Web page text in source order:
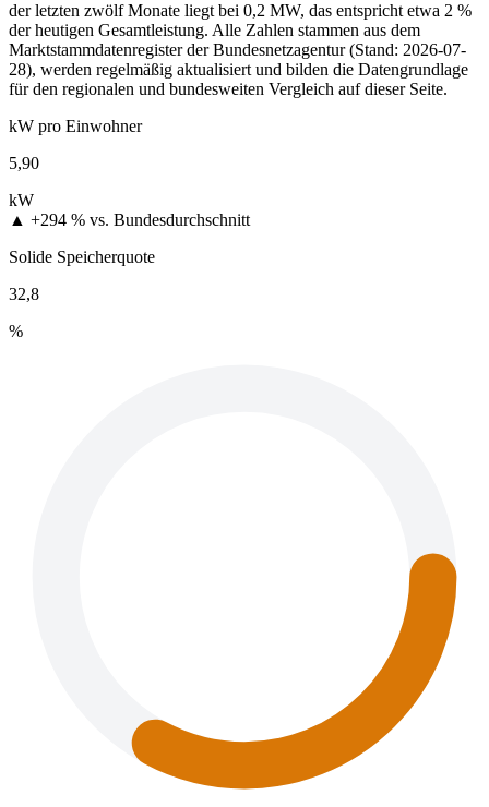
der letzten zwölf Monate liegt bei 0,2 MW, das entspricht etwa 2 %
der heutigen Gesamtleistung. Alle Zahlen stammen aus dem
Marktstammdatenregister der Bundesnetzagentur (Stand: 2026-07-
28), werden regelmäßig aktualisiert und bilden die Datengrundlage
für den regionalen und bundesweiten Vergleich auf dieser Seite.
kW pro Einwohner
5,90
kW
▲ +294 % vs. Bundesdurchschnitt
Solide Speicherquote
32,8
%